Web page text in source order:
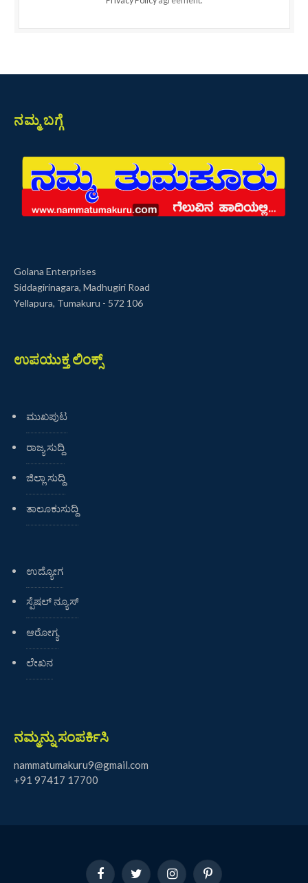
ನಮ್ಮ ಬಗ್ಗೆ
Golana Enterprises
Siddagirinagara, Madhugiri Road
Yellapura, Tumakuru - 572 106
ಉಪಯುಕ್ತ ಲಿಂಕ್ಸ್
ಮುಖಪುಟ
ರಾಜ್ಯ ಸುದ್ದಿ
ಜಿಲ್ಲಾ ಸುದ್ದಿ
ತಾಲೂಕುಸುದ್ದಿ
ಉದ್ಯೋಗ
ಸ್ಪೆಷಲ್ ನ್ಯೂಸ್
ಆರೋಗ್ಯ
ಲೇಖನ
ನಮ್ಮನ್ನು ಸಂಪರ್ಕಿಸಿ
nammatumakuru9@gmail.com
+91 97417 17700
FacebookTwitter InstagramPinterest